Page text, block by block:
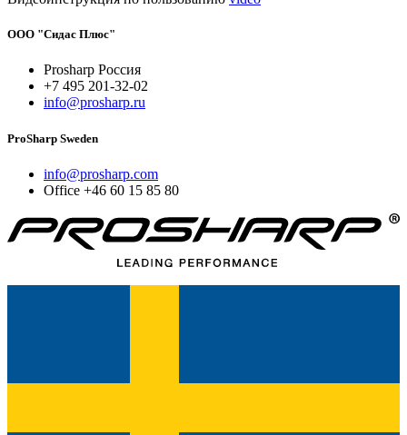
ООО "Сидас Плюс"
Prosharp Россия
+7 495 201-32-02
info@prosharp.ru
ProSharp Sweden
info@prosharp.com
Office +46 60 15 85 80